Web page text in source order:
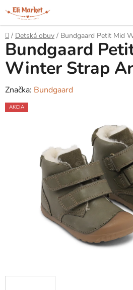
Prejsť
na
obsah
Domov
/ Detská obuv / Bundgaard Petit Mid
Bundgaard
Winter Strap
Značka: Bundgaard
AKCIA